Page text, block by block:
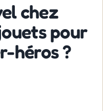
chez
pour
héros ?